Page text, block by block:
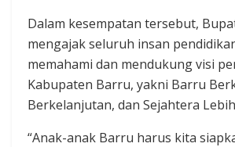
Dalam kesempatan tersebut,
mengajak seluruh insan
memahami dan mendukung visi
Kabupaten Barru, yakni Barru
Berkelanjutan, dan Sejahtera
“Anak-anak Barru harus kita